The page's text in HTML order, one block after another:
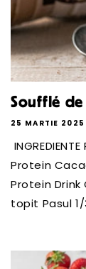
Soufflé
25 MARTIE 2025
Protein
Protein
topit Pasul